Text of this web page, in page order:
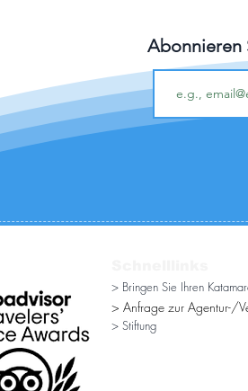
Abonnieren
> Bringen Sie Ihren
> Anfrage zur Agentur-/
> Stiftung